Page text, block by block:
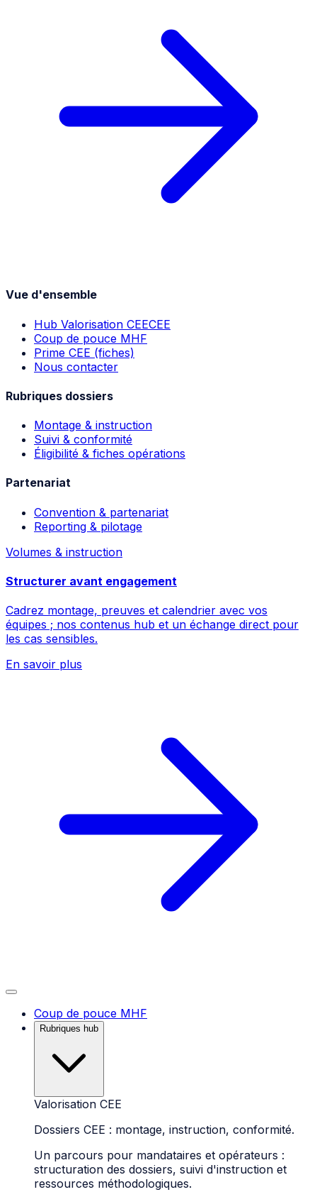
Vue d'ensemble
Hub Valorisation CEECEE
Coup de pouce MHF
Prime CEE (fiches)
Nous contacter
Rubriques dossiers
Montage & instruction
Suivi & conformité
Éligibilité & fiches opérations
Partenariat
Convention & partenariat
Reporting & pilotage
Volumes & instruction
Structurer avant engagement
Cadrez montage, preuves et calendrier avec vos
équipes ; nos contenus hub et un échange direct pour
les cas sensibles.
En savoir plus
Coup de pouce MHF
Rubriques hub
Valorisation CEE
Dossiers CEE : montage, instruction, conformité.
Un parcours pour mandataires et opérateurs :
structuration des dossiers, suivi d'instruction et
ressources méthodologiques.